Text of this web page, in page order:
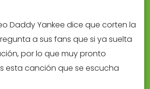
Daddy Yankee dice que corten la
a sus fans que si ya suelta
por lo que muy pronto
esta canción que se escucha